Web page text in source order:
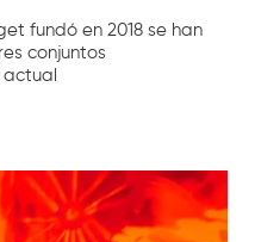
fundó en 2018 se han
conjuntos